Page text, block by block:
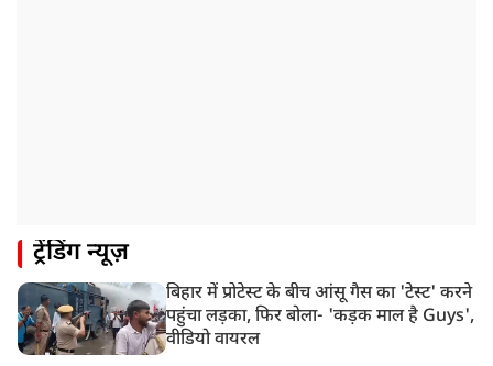
ट्रेंडिंग न्यूज़
बिहार में प्रोटेस्ट के बीच आंसू गैस का 'टेस्ट' करने
पहुंचा लड़का, फिर बोला- 'कड़क माल है Guys',
वीडियो वायरल